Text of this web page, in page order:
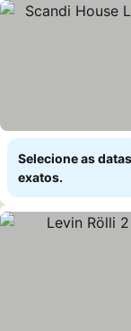
Selecione as
exatos.